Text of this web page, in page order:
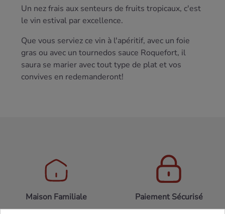
Un nez frais aux senteurs de fruits tropicaux, c'est
le vin estival par excellence.
Que vous serviez ce vin à l'apéritif, avec un foie
gras ou avec un tournedos sauce Roquefort, il
saura se marier avec tout type de plat et vos
convives en redemanderont!
Maison Familiale Paiement Sécurisé